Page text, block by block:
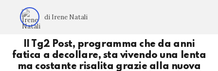
di Irene Natali
Il Tg2 Post, programma che da anni
fatica a decollare, sta vivendo una lenta
ma costante risalita grazie alla nuova